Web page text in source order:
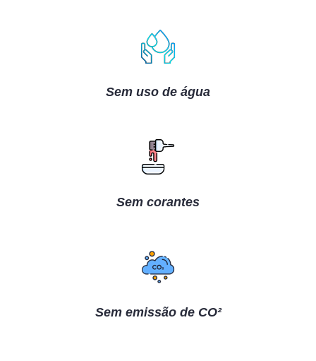
Sem uso de água
Sem corantes
Sem emissão de CO²